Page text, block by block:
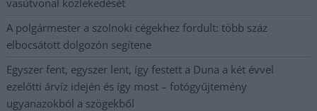
A polgármester a szolnoki cégekhez fordult: több száz
elbocsátott dolgozón segítene
Egyszer fent, egyszer lent, így festett a Duna a két évvel
ezelőtti árvíz idején és így most – fotógyűjtemény
ugyanazokból a szögekből